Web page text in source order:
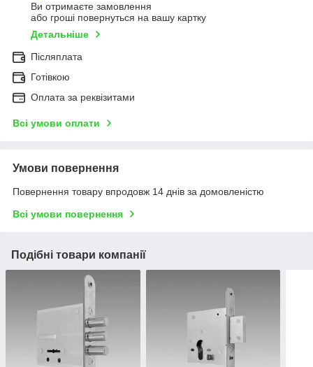
Ви отримаєте замовлення
або гроші повернуться на вашу картку
Детальніше
Післяплата
Готівкою
Оплата за реквізитами
Всі умови оплати
Умови повернення
Повернення товару впродовж 14 днів за домовленістю
Всі умови повернення
Подібні товари компанії